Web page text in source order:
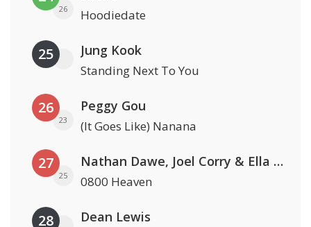
26 Hoodiedate
25 Jung Kook
Standing Next To You
26
23
Peggy Gou
(It Goes Like) Nanana
27
25
Nathan Dawe, Joel Corry & Ella Henderson
0800 Heaven
28 Dean Lewis